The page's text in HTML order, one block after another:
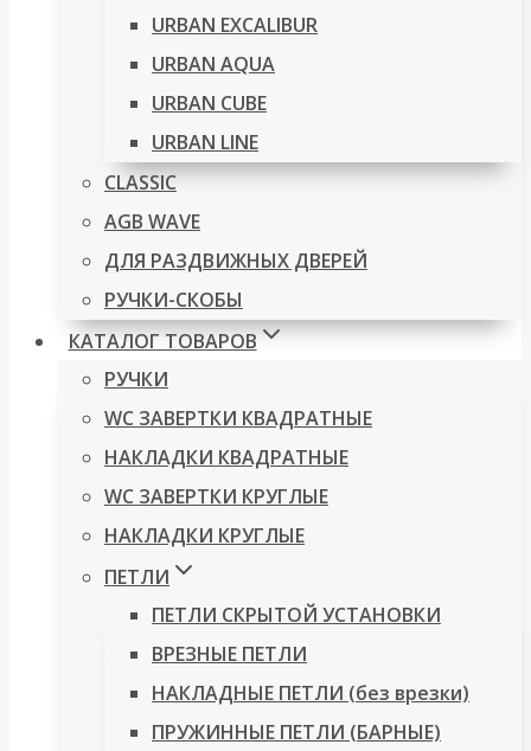
URBAN EXCALIBUR
URBAN AQUA
URBAN CUBE
URBAN LINE
CLASSIC
AGB WAVE
ДЛЯ РАЗДВИЖНЫХ ДВЕРЕЙ
РУЧКИ-СКОБЫ
КАТАЛОГ ТОВАРОВ
РУЧКИ
WC ЗАВЕРТКИ КВАДРАТНЫЕ
НАКЛАДКИ КВАДРАТНЫЕ
WC ЗАВЕРТКИ КРУГЛЫЕ
НАКЛАДКИ КРУГЛЫЕ
ПЕТЛИ
ПЕТЛИ СКРЫТОЙ УСТАНОВКИ
ВРЕЗНЫЕ ПЕТЛИ
НАКЛАДНЫЕ ПЕТЛИ (без врезки)
ПРУЖИННЫЕ ПЕТЛИ (БАРНЫЕ)